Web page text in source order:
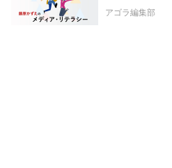
アゴラ編集部